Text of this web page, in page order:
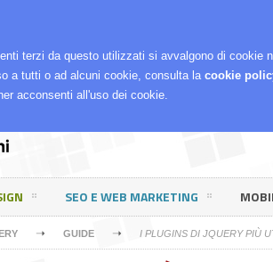
terzi da questo utilizzati si avvalgono di cookie
a tutti o ad alcuni cookie, consulta la cookie
acconsenti all'uso dei cookie.
SEO E WEB MARKETING
➝ GUIDE ➝ I PLUGINS DI JQUERY PIÙ